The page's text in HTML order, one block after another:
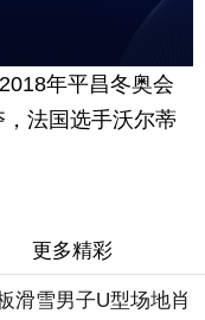
年平昌冬奥会
法国选手沃尔蒂
更多精彩
滑雪男子U型场地肖